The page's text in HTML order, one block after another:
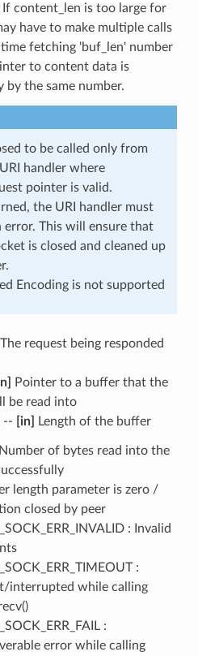
content_len is too large for
have to make multiple calls
fetching 'buf_len' number
to content data is
the same number.
to be called only from
handler where
pointer is valid.
the URI handler must
This will ensure that
is closed and cleaned up
Encoding is not supported
The request being responded
Pointer to a buffer that the
be read into
-- [in]
Length of the buffer
of bytes read into the
length parameter is zero /
closed by peer
: Invalid
:
interrupted while calling
:
error while calling